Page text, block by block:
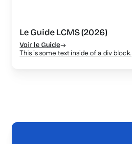
Le Guide LCMS (2026)
Voir le Guide
This is some text inside of a div block.